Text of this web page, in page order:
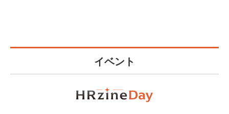
イベント